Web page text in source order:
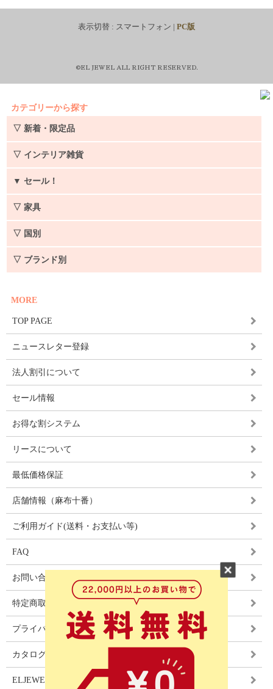
表示切替 : スマートフォン | PC版
©EL JEWEL ALL RIGHT RESERVED.
カテゴリーから探す
▽ 新着・限定品
▽ インテリア雑貨
▼ セール！
▽ 家具
▽ 国別
▽ ブランド別
MORE
TOP PAGE
ニュースレター登録
法人割引について
セール情報
お得な割システム
リースについて
最低価格保証
店舗情報（麻布十番）
ご利用ガイド(送料・お支払い等)
FAQ
お問い合わせ
特定商取引法に基づく表記
プライバシーポリシー
カタログ
ELJEWEL LIGHITNG